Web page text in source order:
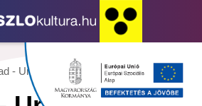
- Urban Verbunk SHOW